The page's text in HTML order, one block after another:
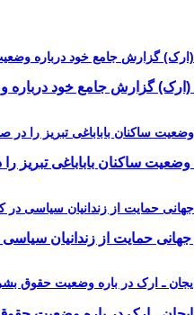
گزارش جامع خود درباره
ساکنان باباباغی
جهانی حمایت از زندانیان